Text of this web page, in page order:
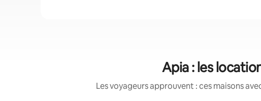
Apia : les
Les voyageurs approuvent : ces maisons